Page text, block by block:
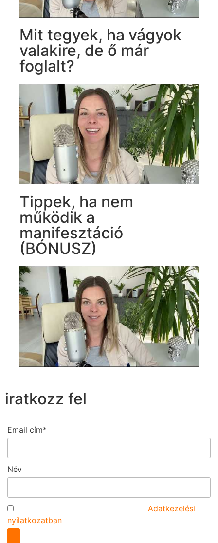
Mit tegyek, ha vágyok
valakire, de ő már
foglalt?
Tippek, ha nem
működik a
manifesztáció
(BÓNUSZ)
iratkozz fel
Email cím*
Név
Adatkezelési
nyilatkozatban